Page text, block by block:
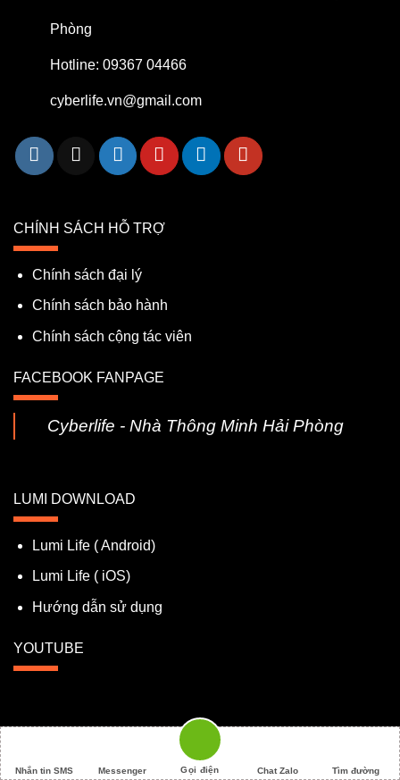
Phòng
Hotline: 09367 04466
cyberlife.vn@gmail.com
CHÍNH SÁCH HỖ TRỢ
Chính sách đại lý
Chính sách bảo hành
Chính sách cộng tác viên
FACEBOOK FANPAGE
Cyberlife - Nhà Thông Minh Hải Phòng
LUMI DOWNLOAD
Lumi Life ( Android)
Lumi Life ( iOS)
Hướng dẫn sử dụng
YOUTUBE
Cuộc Sống Số 2026 ©Rebuilder by
Tìm đường
Chat Zalo
Gọi điện
Messenger
Nhắn tin SMS